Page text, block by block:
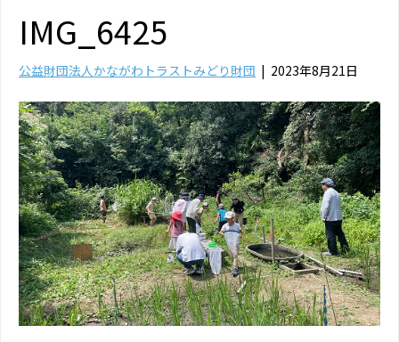
IMG_6425
公益財団法人かながわトラストみどり財団 | 2023年8月21日